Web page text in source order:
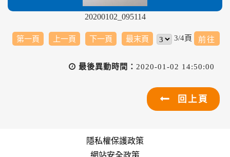
20200102_095114
第一頁 上一頁 下一頁 最末頁 3/4頁
最後異動時間： 2020-01-02 14:50:00
回上頁
隱私權保護政策
網站安全政策